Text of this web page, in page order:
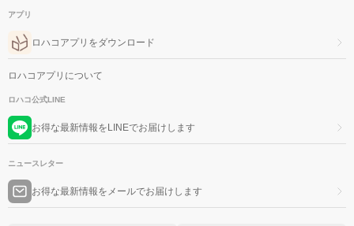
アプリ
ロハコアプリをダウンロード
ロハコアプリについて
ロハコ公式LINE
お得な最新情報をLINEでお届けします
ニュースレター
お得な最新情報をメールでお届けします